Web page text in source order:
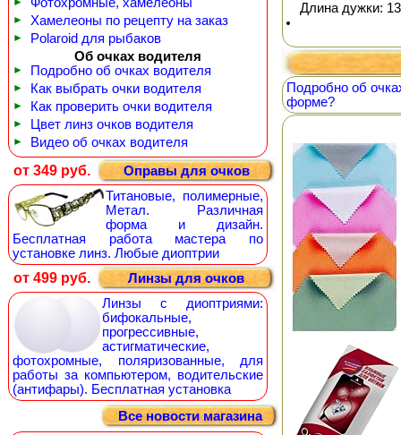
► Хамелеоны по рецепту на заказ
►
Polaroid для рыбаков
Об очках водителя
► Подробно об очках водителя
► Как выбрать очки водителя
► Как проверить очки водителя
► Цвет линз очков водителя
► Видео об очках водителя
от 349 руб.
Оправы для очков
Титановые, полимерные,
Метал. Различная
форма и дизайн.
Бесплатная работа мастера по
установке линз. Любые диоптрии
от 499 руб.
Линзы для очков
Линзы с диоптриями:
бифокальные,
прогрессивные,
астигматические,
фотохромные, поляризованные, для
работы за компьютером, водительские
(антифары). Бесплатная установка
Все новости магазина
Длина дужки:
Подробно об
форме?